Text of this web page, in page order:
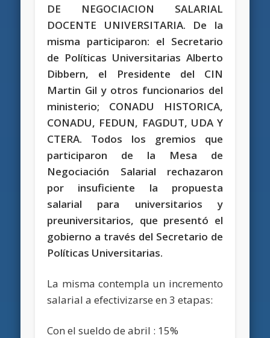
DE NEGOCIACION SALARIAL
DOCENTE UNIVERSITARIA. De la
misma participaron: el Secretario
de Políticas Universitarias Alberto
Dibbern, el Presidente del CIN
Martin Gil y otros funcionarios del
ministerio; CONADU HISTORICA,
CONADU, FEDUN, FAGDUT, UDA Y
CTERA. Todos los gremios que
participaron de la Mesa de
Negociación Salarial rechazaron
por insuficiente la propuesta
salarial para universitarios y
preuniversitarios, que presentó el
gobierno a través del Secretario de
Políticas Universitarias.
La misma contempla un incremento
salarial a efectivizarse en 3 etapas:
Con el sueldo de abril : 15%